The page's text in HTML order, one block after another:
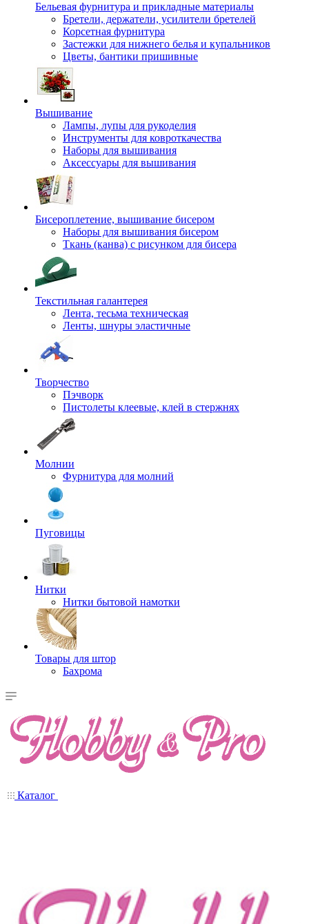
Бельевая фурнитура и прикладные материалы
Бретели, держатели, усилители бретелей
Корсетная фурнитура
Застежки для нижнего белья и купальников
Цветы, бантики пришивные
Вышивание
Лампы, лупы для рукоделия
Инструменты для ковроткачества
Наборы для вышивания
Аксессуары для вышивания
Бисероплетение, вышивание бисером
Наборы для вышивания бисером
Ткань (канва) с рисунком для бисера
Текстильная галантерея
Лента, тесьма техническая
Ленты, шнуры эластичные
Творчество
Пэчворк
Пистолеты клеевые, клей в стержнях
Молнии
Фурнитура для молний
Пуговицы
Нитки
Нитки бытовой намотки
Товары для штор
Бахрома
Каталог